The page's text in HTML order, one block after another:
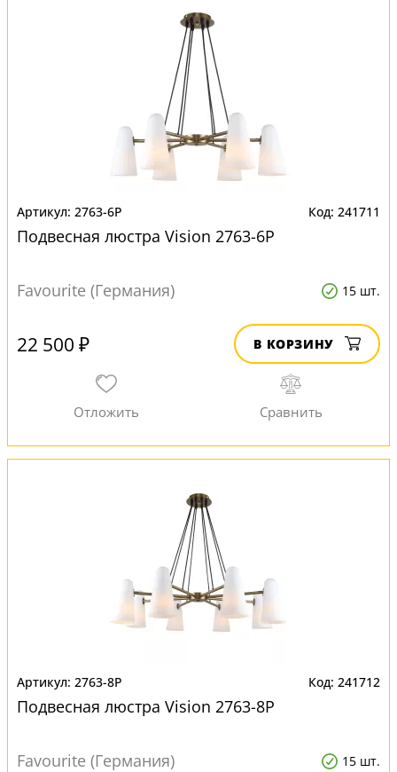
2763-6P 241711
Подвесная люстра Vision 2763-6P
Favourite (Германия) 15 шт.
22 500 ₽ В КОРЗИНУ
2763-8P 241712
Подвесная люстра Vision 2763-8P
Favourite (Германия) 15 шт.